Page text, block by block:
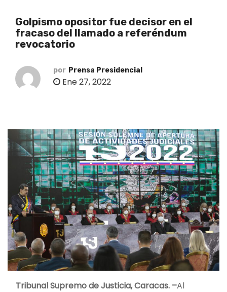
Golpismo opositor fue decisor en el
fracaso del llamado a referéndum
revocatorio
por Prensa Presidencial
Ene 27, 2022
Tribunal Supremo de Justicia, Caracas. –Al